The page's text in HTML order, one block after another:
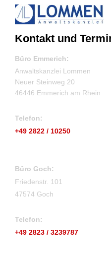
Kontakt und
Büro Emmerich:
Anwaltskanzlei Lommen
Neuer Steinweg 20
46446 Emmerich am Rhein
Telefon:
+49 2822 / 10250
Büro Goch:
Friedenstr. 101
47574 Goch
Telefon:
+49 2823 / 3239787